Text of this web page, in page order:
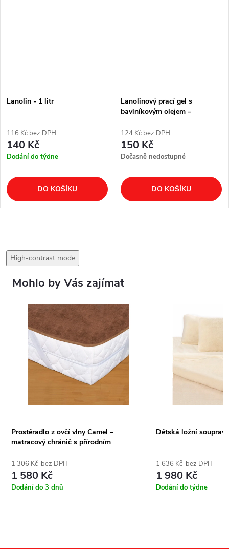
Lanolin - 1 litr
116 Kč bez DPH
140 Kč
Dodání do týdne
DO KOŠÍKU
Lanolinový prací gel s
bavlníkovým olejem –
124 Kč bez DPH
150 Kč
Dočasně nedostupné
DO KOŠÍKU
High-contrast mode
Mohlo by Vás zajímat
Prostěradlo z ovčí vlny Camel –
matracový chránič s přírodním
1 306 Kč bez DPH
1 580 Kč
Dodání do 3 dnů
Dětská ložní
1 636 Kč bez DPH
1 980 Kč
Dodání do týdne